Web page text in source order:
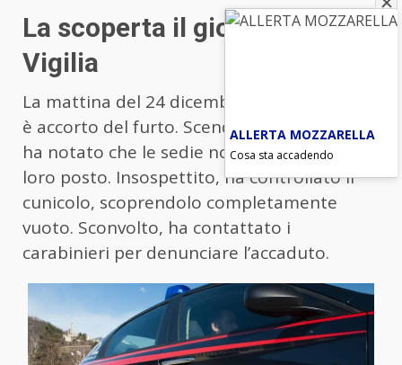
La scoperta il giorno della
Vigilia
La mattina del 24 dicembre, il pensionato si
è accorto del furto. Scendendo in cantina,
ha notato che le sedie non erano più al
loro posto. Insospettito, ha controllato il
cunicolo, scoprendolo completamente
vuoto. Sconvolto, ha contattato i
carabinieri per denunciare l’accaduto.
ALLERTA MOZZARELLA
Cosa sta accadendo